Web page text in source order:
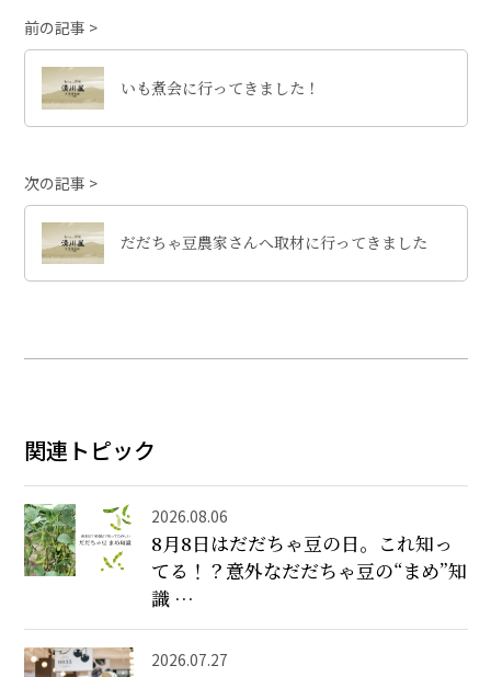
前の記事
いも煮会に行ってきました！
次の記事
だだちゃ豆農家さんへ取材に行ってきました
関連トピック
2026.08.06
8月8日はだだちゃ豆の日。これ知っ
てる！？意外なだだちゃ豆の“まめ”知
識 …
2026.07.27